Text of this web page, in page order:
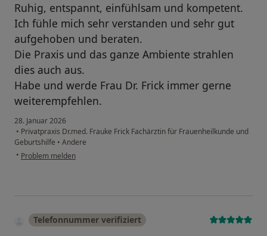
Ruhig, entspannt, einfühlsam und kompetent.
Ich fühle mich sehr verstanden und sehr gut
aufgehoben und beraten.
Die Praxis und das ganze Ambiente strahlen
dies auch aus.
Habe und werde Frau Dr. Frick immer gerne
weiterempfehlen.
28. Januar 2026
• Privatpraxis Dr.med. Frauke Frick Fachärztin für Frauenheilkunde und
Geburtshilfe • Andere
• Problem melden
Telefonnummer verifiziert